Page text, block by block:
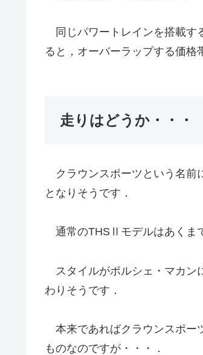
同じパワートレインを搭載す
ると，オーバーラップする価格
走りはどうか・・・
クラウンスポーツという名前
となりそうです．
通常のTHSⅡモデルはあくま
スタイルがポルシェ・マカン
わりそうです．
本来であればクラウンスポー
ものなのですが・・・．